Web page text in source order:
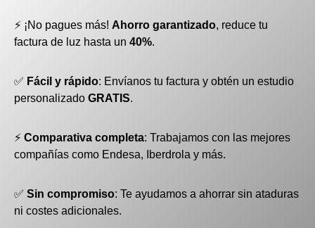
⚡ ¡No pagues más! Ahorro garantizado, reduce tu
factura de luz hasta un 40%.
✅ Fácil y rápido: Envíanos tu factura y obtén un estudio
personalizado GRATIS.
⚡ Comparativa completa: Trabajamos con las mejores
compañías como Endesa, Iberdrola y más.
✅ Sin compromiso: Te ayudamos a ahorrar sin ataduras
ni costes adicionales.